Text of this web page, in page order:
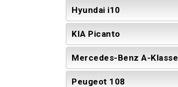
Hyundai i10
KIA Picanto
Mercedes-Benz A-Klasse
Peugeot 108